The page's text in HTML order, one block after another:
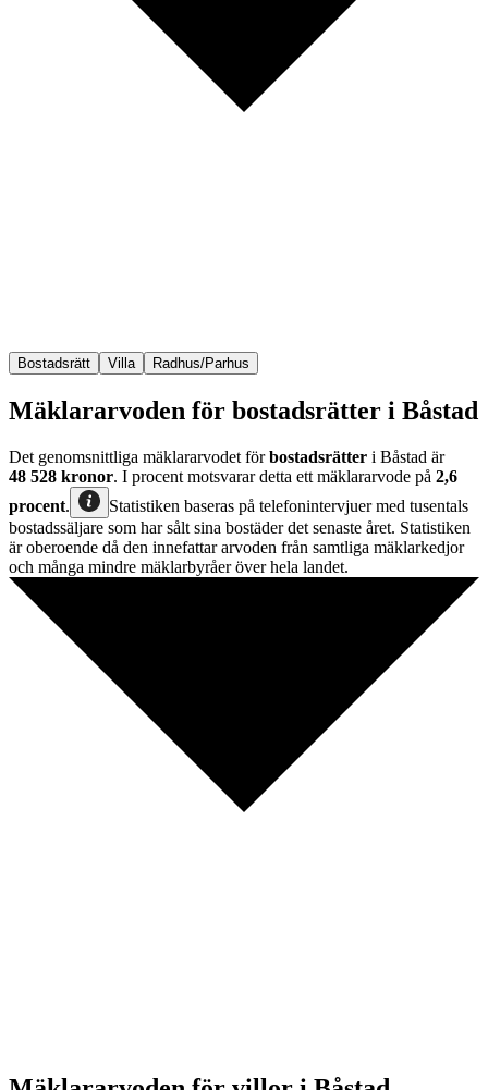
Bostadsrätt Villa Radhus/Parhus
Mäklararvoden för bostadsrätter i Båstad
Det genomsnittliga mäklararvodet förbostadsrätter i Båstad är
48 528 kronor. I procent motsvarar detta ett mäklararvode på 2,6
procent.
Statistiken baseras på telefonintervjuer med tusentals
bostadssäljare som har sålt sina bostäder det senaste året. Statistiken
är oberoende då den innefattar arvoden från samtliga mäklarkedjor
och många mindre mäklarbyråer över hela landet.